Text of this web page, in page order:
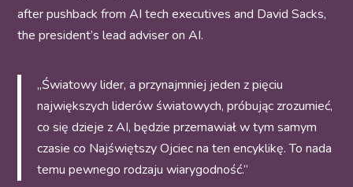
after pushback from AI tech executives and David Sacks,
the president’s lead adviser on AI.
„Światowy lider, a przynajmniej jeden z pięciu
największych liderów światowych, próbując zrozumieć,
co się dzieje z AI, będzie przemawiał w tym samym
czasie co Najświętszy Ojciec na ten encyklikę. To nada
temu pewnego rodzaju wiarygodność.”